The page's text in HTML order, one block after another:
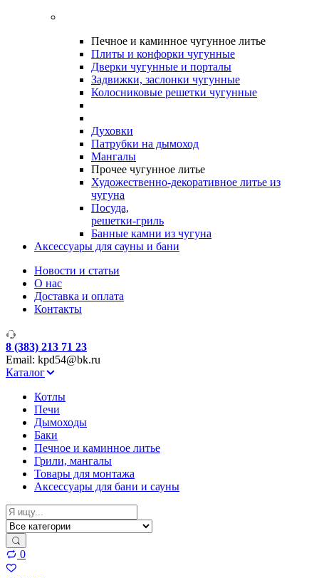
Печное и каминное чугунное литье
Плиты и конфорки чугунные
Дверки чугунные и порталы
Задвижки, заслонки чугунные
Колосниковые решетки чугунные
Духовки
Патрубки на дымоход
Мангалы
Прочее чугунное литье
Художественно-декоративное литье из
чугуна
Посуда,
решетки-гриль
Банные камни из чугуна
Аксессуары для сауны и бани
Новости и статьи
О нас
Доставка и оплата
Контакты
8 (383) 213 71 23
Email: kpd54@bk.ru
Каталог
Котлы
Печи
Дымоходы
Баки
Печное и каминное литье
Грили, мангалы
Товары для монтажа
Аксессуары для бани и сауны
Search for:
0